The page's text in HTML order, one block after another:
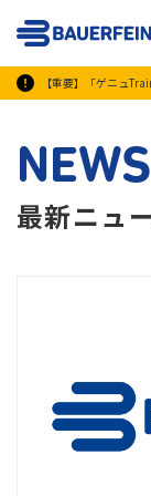
【重要】「ゲニュ
最新ニュ